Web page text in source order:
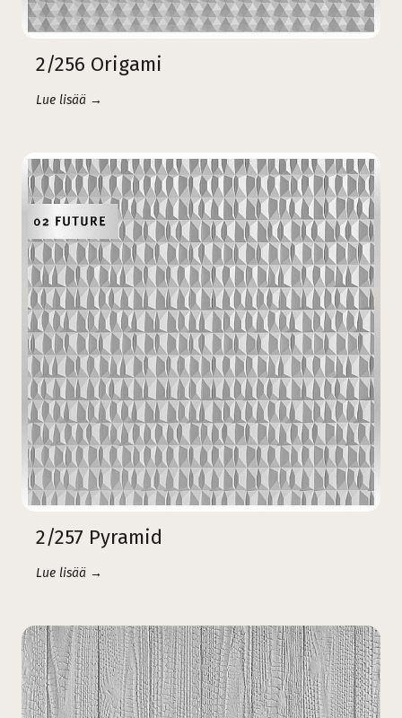
2/256 Origami
Lue lisää →
2/257 Pyramid
Lue lisää →